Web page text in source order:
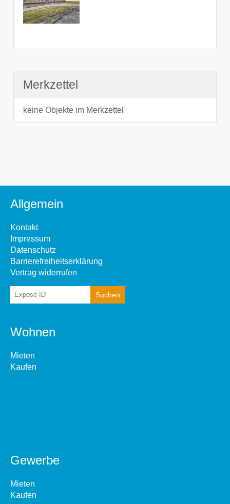
Merkzettel
keine Objekte im Merkzettel
Allgemein
Kontakt
Impressum
Datenschutz
Barrierefreiheitserklärung
Vertrag widerrufen
Wohnen
Mieten
Kaufen
Gewerbe
Mieten
Kaufen